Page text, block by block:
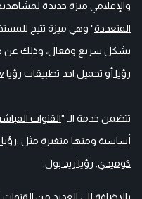
والإعلامي ميزة جديدة
المتعددة
بشكل سريع وفعال، وذلك عن
رؤيا أو تحميل احد تطبيقات رؤيا
تتضمن خدمة الـ "القنوات
أساسية ومنها متغيرة مثل :رؤيا TV
كوميدي رؤيا ريد بول